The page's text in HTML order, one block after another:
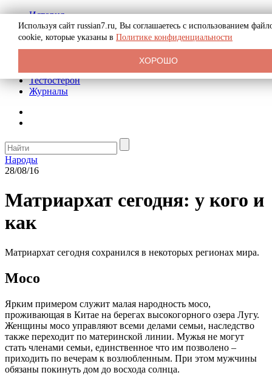
История
Биография
Криминал
Реклама на сайте
Тестостерон
Журналы
Народы
28/08/16
Матриархат сегодня: у кого и
как
Матриархат сегодня сохранился в некоторых регионах мира.
Мосо
Ярким примером служит малая народность мосо,
проживающая в Китае на берегах высокогорного озера Лугу.
Женщины мосо управляют всеми делами семьи, наследство
также переходит по материнской линии. Мужья не могут
стать членами семьи, единственное что им позволено –
приходить по вечерам к возлюбленным. При этом мужчины
обязаны покинуть дом до восхода солнца.
Используя сайт russian7.ru, Вы соглашаетесь с использованием
cookie, которые указаны в Политике конфиденциальности
ХОРОШО